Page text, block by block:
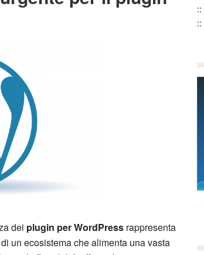
dei plugin per WordPress rappresenta
un ecosistema che alimenta una vasta
::
::